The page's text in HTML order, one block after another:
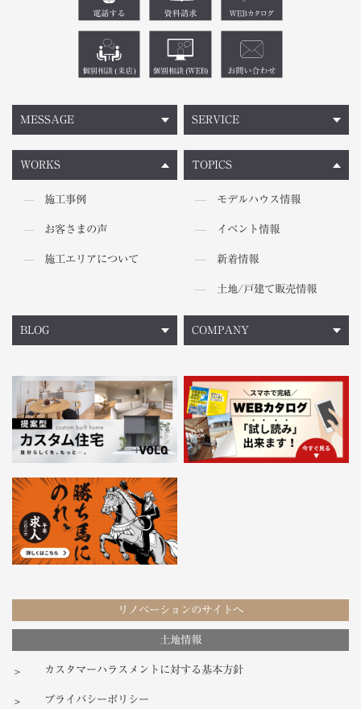
MESSAGE
WORKS
施工事例
お客さまの声
施工エリアについて
TOPICS
モデルハウス情報
イベント情報
新着情報
土地/戸建て販売情報
SERVICE
BLOG COMPANY
リノベーションのサイトへ
土地情報
カスタマーハラスメントに対する基本方針
プライバシーポリシー